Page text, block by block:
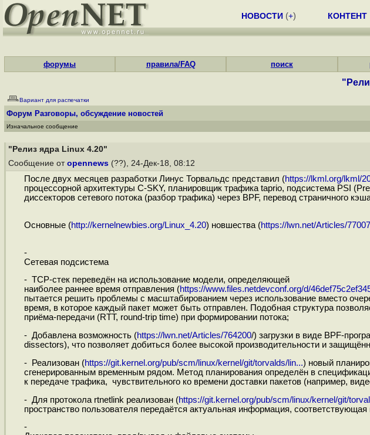
НОВОСТИ (+) КОНТЕНТ
форумы правила/FAQ поиск
Вариант для распечатки
Форум Разговоры, обсуждение новостей
Изначальное сообщение
"Релиз ядра Linux 4.20"
Сообщение от opennews (??), 24-Дек-18, 08:12
После двух месяцев разработки Линус Торвальдс представил (https://lkml.org/lkml/
процессорной архитектуры C-SKY, планировщик трафика taprio, подсистема PSI
диссекторов сетевого потока (разбор трафика) через BPF, перевод страничного
Основные (http://kernelnewbies.org/Linux_4.20) новшества (https://lwn.net/Articles/
-
Сетевая подсистема
- TCP-стек переведён на использование модели, определяющей
наиболее раннее время отправления (https://www.files.netdevconf.org/d/
пытается решить проблемы с масштабированием через использование вместо
время, в которое каждый пакет может быть отправлен. Подобная структура
приёма-передачи (RTT, round-trip time) при формировании потока;
- Добавлена возможность (https://lwn.net/Articles/764200/) загрузки в виде BPF-
dissectors), что позволяет добиться более высокой производительности и
- Реализован (https://git.kernel.org/pub/scm/linux/kernel/git/torvalds/lin...) новый
сгенерированным временным рядом. Метод планирования определён в
к передаче трафика, чувствительного ко времени доставки пакетов (например,
- Для протокола rtnetlink реализован (https://git.kernel.org/pub/scm/linux/kernel/git/
пространство пользователя передаётся актуальная информация,
-